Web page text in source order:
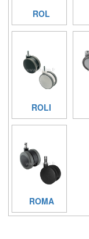
ROL
ROLI
ROMA